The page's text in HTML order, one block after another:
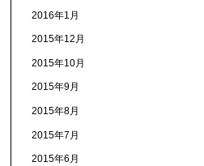
2016年1月
2015年12月
2015年10月
2015年9月
2015年8月
2015年7月
2015年6月